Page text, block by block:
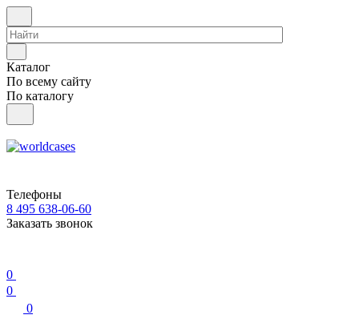
Каталог
По всему сайту
По каталогу
Телефоны
8 495 638-06-60
Заказать звонок
0
0
0